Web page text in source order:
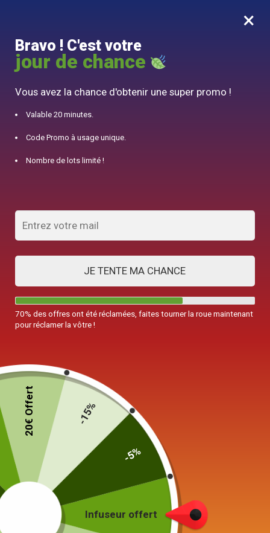
0
10% offert pour 50€ d’achats avec le code DJINN10
Théière Japonaise Ronde en Fonte
Dorée 600ML
89,90
19 en stock
Ajouter au panier
×
Bravo ! C'est votre
jour de chance
Vous avez la chance d'obtenir une super promo !
Valable 20 minutes.
Code Promo à usage unique.
Nombre de lots limité !
JE TENTE MA CHANCE
70% des offres ont été réclamées, faites tourner la roue maintenant
pour réclamer la vôtre !
Infuseur offert
20€ Offert -15%
-5%